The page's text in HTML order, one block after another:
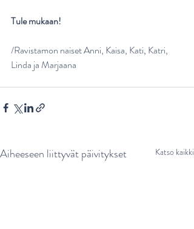
Tule mukaan!
/Ravistamon naiset Anni, Kaisa, Kati, Katri,
Linda ja Marjaana
Aiheeseen liittyvät päivitykset Katso kaikki